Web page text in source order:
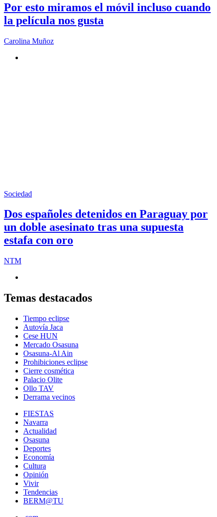
Por esto miramos el móvil incluso cuando
la película nos gusta
Carolina Muñoz
Sociedad
Dos españoles detenidos en Paraguay por
un doble asesinato tras una supuesta
estafa con oro
NTM
Temas destacados
Tiempo eclipse
Autovía Jaca
Cese HUN
Mercado Osasuna
Osasuna-Al Ain
Prohibiciones eclipse
Cierre cosmética
Palacio Olite
Ollo TAV
Derrama vecinos
FIESTAS
Navarra
Actualidad
Osasuna
Deportes
Economía
Cultura
Opinión
Vivir
Tendencias
BERM@TU